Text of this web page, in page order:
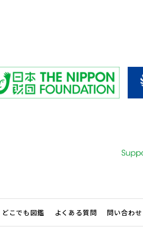
どこでも図鑑 よくある質問 問い合わせ